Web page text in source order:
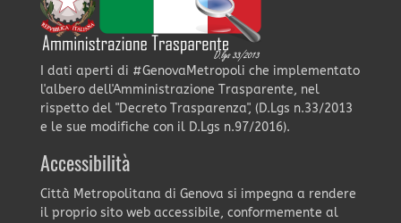
I dati aperti di #GenovaMetropoli che implementato
l'albero dell'Amministrazione Trasparente, nel
rispetto del "Decreto Trasparenza", (D.Lgs n.33/2013
e le sue modifiche con il D.Lgs n.97/2016).
Accessibilità
Città Metropolitana di Genova si impegna a rendere
il proprio sito web accessibile, conformemente al